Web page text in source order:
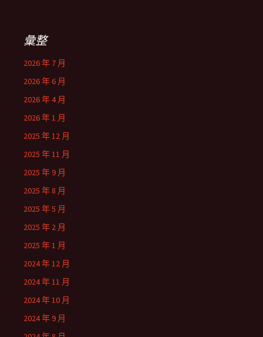
彙整
2026 年 7 月
2026 年 6 月
2026 年 4 月
2026 年 1 月
2025 年 12 月
2025 年 11 月
2025 年 9 月
2025 年 8 月
2025 年 5 月
2025 年 2 月
2025 年 1 月
2024 年 12 月
2024 年 11 月
2024 年 10 月
2024 年 9 月